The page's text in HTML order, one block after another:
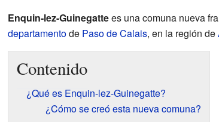
Enquin-lez-Guinegattees una comuna nueva
departamentode Paso de Calais, en la región de
Contenido
¿Qué es Enquin-lez-Guinegatte?
¿Cómo se creó esta nueva comuna?